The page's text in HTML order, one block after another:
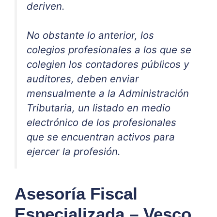
deriven.
No obstante lo anterior, los
colegios profesionales a los que se
colegien los contadores públicos y
auditores, deben enviar
mensualmente a la Administración
Tributaria, un listado en medio
electrónico de los profesionales
que se encuentran activos para
ejercer la profesión.
Asesoría Fiscal